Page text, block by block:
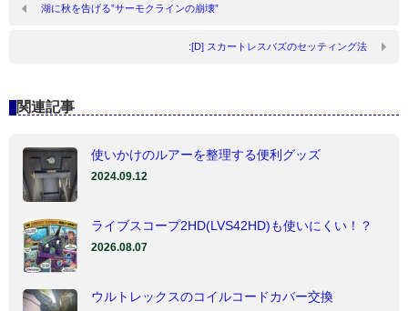
湖に秋を告げる”サーモクラインの崩壊”
:[D] スカートレスバズのセッティング法
関連記事
使いかけのルアーを整理する便利グッズ
2024.09.12
ライブスコープ2HD(LVS42HD)も使いにくい！？
2026.08.07
ウルトレックスのコイルコードカバー交換